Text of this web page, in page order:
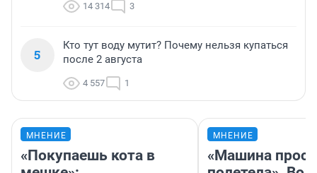
14 314 3
5
Кто тут воду мутит? Почему нельзя купаться
после 2 августа
4 557 1
МНЕНИЕ
«Покупаешь кота в
МНЕНИЕ
«Машина